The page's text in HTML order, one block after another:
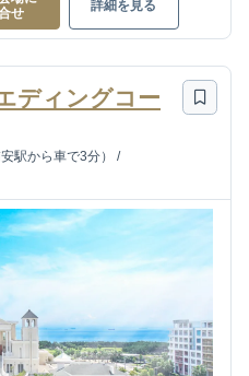
せ
詳細を見る
ディングコー
駅から車で3分）
/